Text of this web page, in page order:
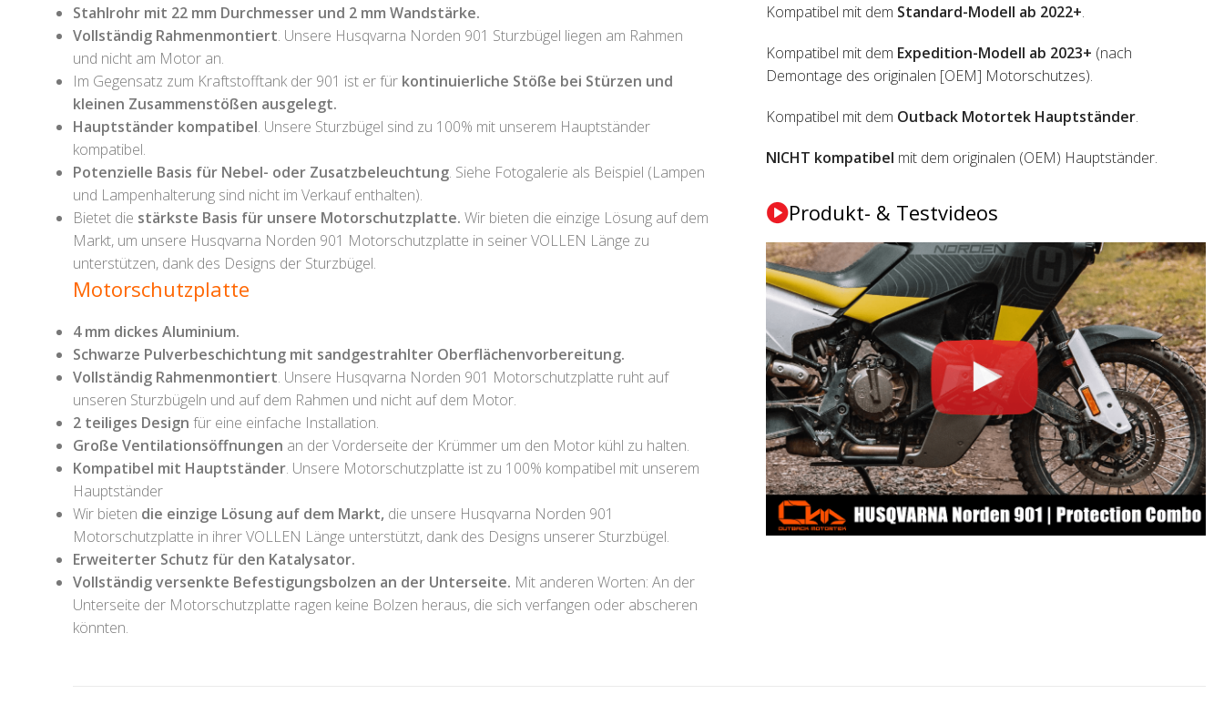
Stahlrohr mit 22 mm Durchmesser und 2 mm Wandstärke.
Vollständig Rahmenmontiert. Unsere Husqvarna Norden 901 Sturzbügel liegen am Rahmen
und nicht am Motor an.
Im Gegensatz zum Kraftstofftank der 901 ist er für kontinuierliche Stöße bei Stürzen und
kleinen Zusammenstößen ausgelegt.
Hauptständer kompatibel. Unsere Sturzbügel sind zu 100% mit unserem Hauptständer
kompatibel.
Potenzielle Basis für Nebel- oder Zusatzbeleuchtung. Siehe Fotogalerie als Beispiel (Lampen
und Lampenhalterung sind nicht im Verkauf enthalten).
Bietet die stärkste Basis für unsere Motorschutzplatte. Wir bieten die einzige Lösung auf dem
Markt, um unsere Husqvarna Norden 901 Motorschutzplatte in seiner VOLLEN Länge zu
unterstützen, dank des Designs der Sturzbügel.
Motorschutzplatte
4 mm dickes Aluminium.
Schwarze Pulverbeschichtung mit sandgestrahlter Oberflächenvorbereitung.
Vollständig Rahmenmontiert. Unsere Husqvarna Norden 901 Motorschutzplatte ruht auf
unseren Sturzbügeln und auf dem Rahmen und nicht auf dem Motor.
2 teiliges Design für eine einfache Installation.
Große Ventilationsöffnungen an der Vorderseite der Krümmer um den Motor kühl zu halten.
Kompatibel mit Hauptständer. Unsere Motorschutzplatte ist zu 100% kompatibel mit unserem
Hauptständer
Wir bieten die einzige Lösung auf dem Markt, die unsere Husqvarna Norden 901
Motorschutzplatte in ihrer VOLLEN Länge unterstützt, dank des Designs unserer Sturzbügel.
Erweiterter Schutz für den Katalysator.
Vollständig versenkte Befestigungsbolzen an der Unterseite. Mit anderen Worten: An der
Unterseite der Motorschutzplatte ragen keine Bolzen heraus, die sich verfangen oder abscheren
könnten.
Kompatibel mit dem Standard-Modell ab 2022+.
Kompatibel mit dem Expedition-Modell ab 2023+ (nach
Demontage des originalen [OEM] Motorschutzes).
Kompatibel mit dem Outback Motortek Hauptständer.
NICHT kompatibel mit dem originalen (OEM) Hauptständer.
Produkt- & Testvideos